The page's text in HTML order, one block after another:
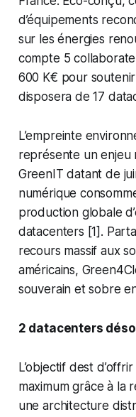
d’équipements
sur les énergies
compte 5
600 K€ pour
disposera de 17
L’empreinte
représente un enjeu
GreenIT datant de
numérique
production globale
datacenters [1].
recours massif aux
américains,
souverain et sobre
2 datacenters
L’objectif dest
maximum grâce à la
une architecture